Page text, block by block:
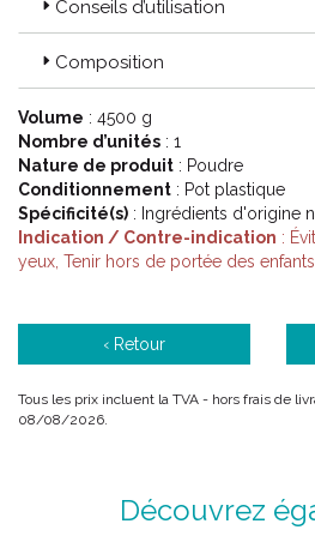
Conseils d’utilisation
Composition
Volume : 4500 g
Nombre d’unités : 1
Nature de produit : Poudre
Conditionnement : Pot plastique
Spécificité(s) : Ingrédients d'origine
Indication / Contre-indication :
yeux, Tenir hors de portée des
‹ Retour
Tous les prix incluent la TVA - hors frais de
08/08/2026.
Découvrez